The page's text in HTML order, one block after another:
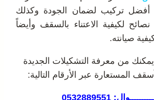
تركيب لضمان الجودة وكذلك
لكيفية الاعتناء بالسقف وأيضاً
صيانته.
يمكنك من معرفة التشكيلات الجديدة
المستعارة عبر الأرقام التالية:
0532889551